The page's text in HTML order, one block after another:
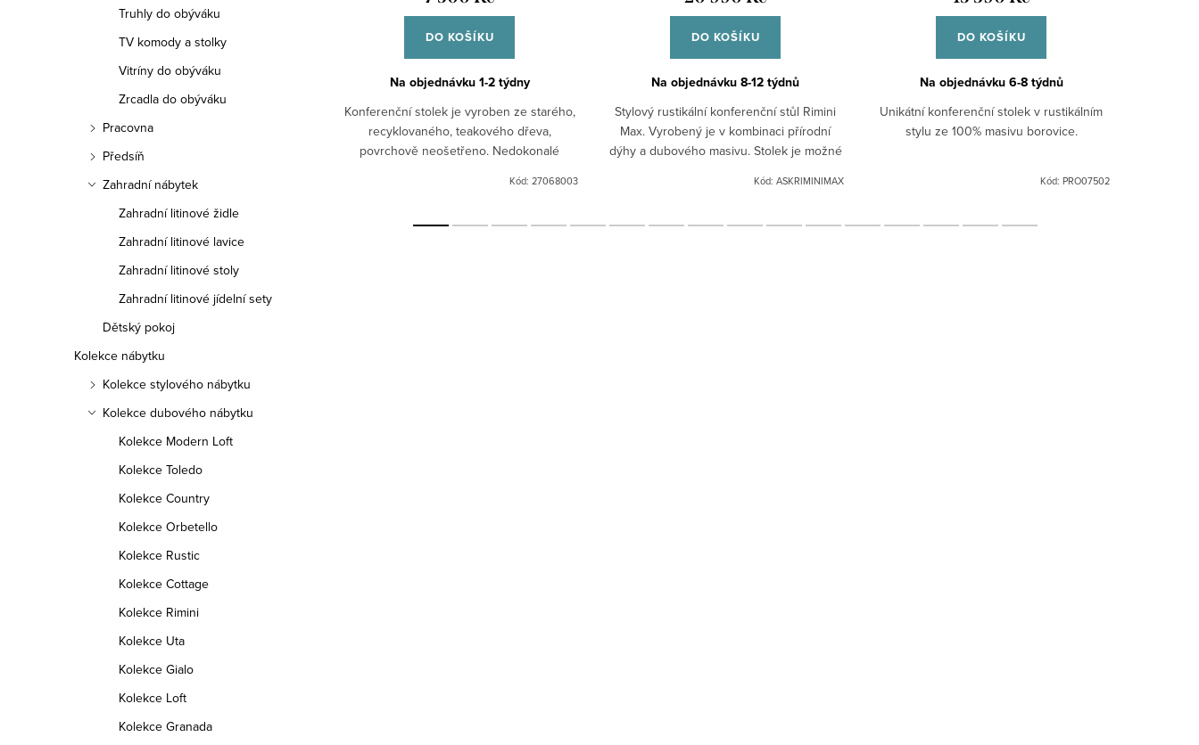
Truhly do obýváku
TV komody a stolky
Vitríny do obýváku
Zrcadla do obýváku
Pracovna
Předsíň
Zahradní nábytek
Zahradní litinové židle
Zahradní litinové lavice
Zahradní litinové stoly
Zahradní litinové jídelní sety
Dětský pokoj
Kolekce nábytku
Kolekce stylového nábytku
Kolekce dubového nábytku
Kolekce Modern Loft
Kolekce Toledo
Kolekce Country
Kolekce Orbetello
Kolekce Rustic
Kolekce Cottage
Kolekce Rimini
Kolekce Uta
Kolekce Gialo
Kolekce Loft
Kolekce Granada
DO KOŠÍKU
Skladem
Konferenční stolek masiv, kolekce Devi,
indický koloniální nábytek.Stylový, rustikální
nábytek, který je vyroben z přírodního
deskou....
DO KOŠÍKU
Na objednávku 1-2 týdny
Konferenční stolek je vyroben ze starého,
recyklovaného, teakového dřeva,
povrchově neošetřeno. Nedokonalé
praskliny, apod. jsou přirozeným...
Kód: 27068003
DO KOŠÍKU
Na objednávku 8-12 týdnů
Stylový rustikální konferenční stůl Rimini
Max. Vyrobený je v kombinaci přírodní
dýhy a dubového masivu. Stolek je možné
Kód: ASKRIMINIMAX
DO KOŠÍKU
Na objednávku 6-8 týdnů
Unikátní konferenční stolek v rustikálním
stylu ze 100% masivu borovice.
Kód: PRO07502